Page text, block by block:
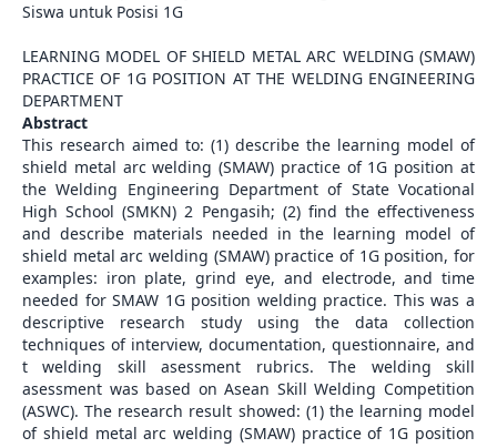
Siswa untuk Posisi 1G
LEARNING MODEL OF SHIELD METAL ARC WELDING (SMAW)
PRACTICE OF 1G POSITION AT THE WELDING ENGINEERING
DEPARTMENT
Abstract
This research aimed to: (1) describe the learning model of
shield metal arc welding (SMAW) practice of 1G position at
the Welding Engineering Department of State Vocational
High School (SMKN) 2 Pengasih; (2) find the effectiveness
and describe materials needed in the learning model of
shield metal arc welding (SMAW) practice of 1G position, for
examples: iron plate, grind eye, and electrode, and time
needed for SMAW 1G position welding practice. This was a
descriptive research study using the data collection
techniques of interview, documentation, questionnaire, and
t welding skill asessment rubrics. The welding skill
asessment was based on Asean Skill Welding Competition
(ASWC). The research result showed: (1) the learning model
of shield metal arc welding (SMAW) practice of 1G position